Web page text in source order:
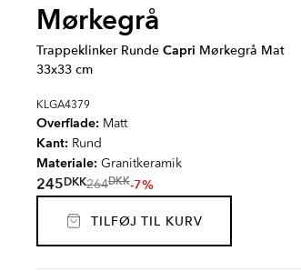
Mørkegrå
Trappeklinker Runde Capri Mørkegrå Mat
33x33 cm
KLGA4379
Overflade: Matt
Kant: Rund
Materiale: Granitkeramik
245DKK264DKK-7%
TILFØJ TIL KURV